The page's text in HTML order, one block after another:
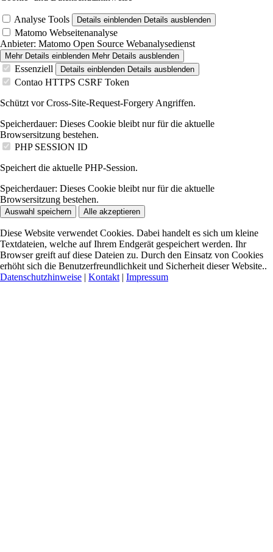
Analyse Tools Details einblenden Details ausblenden
Matomo Webseitenanalyse
Anbieter: Matomo Open Source Webanalysedienst
Mehr Details einblenden Mehr Details ausblenden
Essenziell Details einblenden Details ausblenden
Contao HTTPS CSRF Token
Schützt vor Cross-Site-Request-Forgery Angriffen.
Speicherdauer: Dieses Cookie bleibt nur für die aktuelle
Browsersitzung bestehen.
PHP SESSION ID
Speichert die aktuelle PHP-Session.
Speicherdauer: Dieses Cookie bleibt nur für die aktuelle
Browsersitzung bestehen.
Auswahl speichern Alle akzeptieren
Diese Website verwendet Cookies. Dabei handelt es sich um kleine
Textdateien, welche auf Ihrem Endgerät gespeichert werden. Ihr
Browser greift auf diese Dateien zu. Durch den Einsatz von Cookies
erhöht sich die Benutzerfreundlichkeit und Sicherheit dieser Website..
Datenschutzhinweise
Kontakt| Impressum